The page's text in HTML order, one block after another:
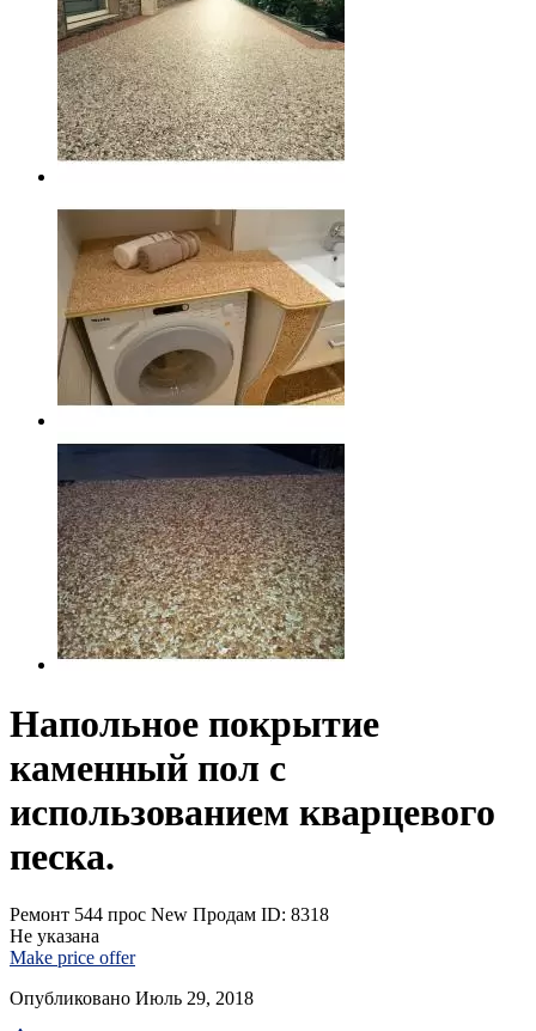
Напольное покрытие
каменный пол с
использованием кварцевого
песка.
Ремонт 544 прос New Продам ID: 8318
Не указана
Make price offer
Опубликовано Июль 29, 2018